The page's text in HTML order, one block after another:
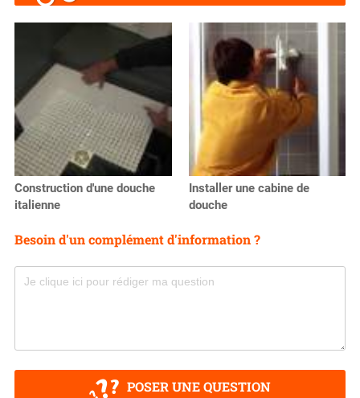
Construction d'une douche
italienne
Installer une cabine de
douche
Besoin d'un complément d'information ?
POSER UNE QUESTION